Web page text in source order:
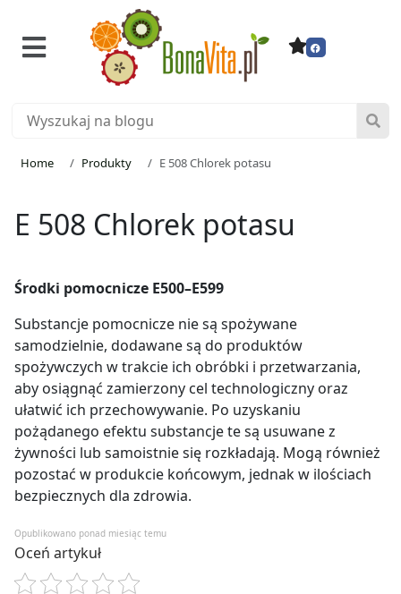
Home Produkty E 508 Chlorek potasu
E 508 Chlorek potasu
Środki pomocnicze E500–E599
Substancje pomocnicze nie są spożywane
samodzielnie, dodawane są do produktów
spożywczych w trakcie ich obróbki i przetwarzania,
aby osiągnąć zamierzony cel technologiczny oraz
ułatwić ich przechowywanie. Po uzyskaniu
pożądanego efektu substancje te są usuwane z
żywności lub samoistnie się rozkładają. Mogą również
pozostać w produkcie końcowym, jednak w ilościach
bezpiecznych dla zdrowia.
Opublikowano ponad miesiąc temu
Oceń artykuł